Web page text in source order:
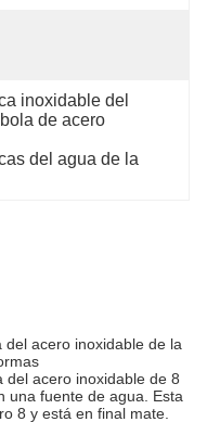
inoxidable del
de acero
del agua de la
acero inoxidable de la
del acero inoxidable de 8
una fuente de agua. Esta
8 y está en final mate.